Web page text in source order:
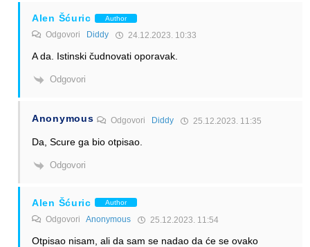
Alen Šćuric Author
Odgovori Diddy 24.12.2023. 10:33
A da. Istinski čudnovati oporavak.
Odgovori
Anonymous Odgovori Diddy 25.12.2023. 11:35
Da, Scure ga bio otpisao.
Odgovori
Alen Šćuric Author
Odgovori Anonymous 25.12.2023. 11:54
Otpisao nisam, ali da sam se nadao da će se ovako